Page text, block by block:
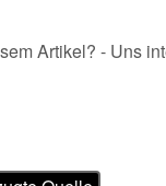
Artikel? - Uns